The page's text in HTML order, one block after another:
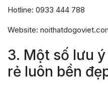
Hotline: 0933 444 788
Website:
3. Một số lưu
rẻ luôn bền